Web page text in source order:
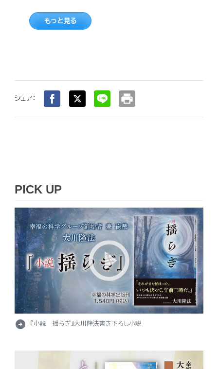
もっと見る
シェア： print
PICK UP
arrow_circle_right 『小説 揺らぎ』大川隆法書き下ろし小説